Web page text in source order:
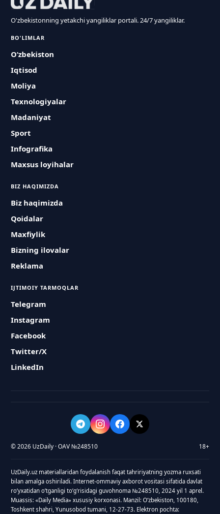
O'zbekistonning yetakchi yangiliklar portali. 24/7 yangiliklar.
BO'LIMLAR
O‘zbekiston
Iqtisod
Moliya
Texnologiyalar
Madaniyat
Sport
Infografika
Maxsus loyihalar
BIZ HAQIMIZDA
Biz haqimizda
Qoidalar
Maxfiylik
Bizning ilovalar
Reklama
IJTIMOIY TARMOQLAR
Telegram
Instagram
Facebook
Twitter/X
LinkedIn
© 2026 UzDaily · OAV №248510 18+
UzDaily.uz materiallaridan foydalanish faqat tahririyatning yozma ruxsati
bilan amalga oshiriladi. Internet-ommaviy axborot vositasi sifatida davlat
roʻyxatidan oʻtganligi toʻgʻrisidagi guvohnoma №248510, 2024 yil 1 aprel.
Muassis: «Daily Media» xususiy korxonasi. Manzil: Oʻzbekiston, 100180,
Toshkent shahri, Yunusobod tumani, 12-27-73. Elektron pochta: